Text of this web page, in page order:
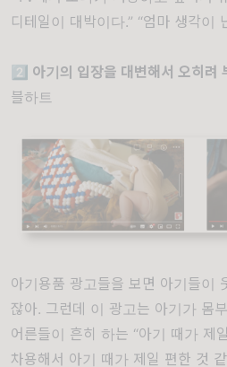
디테일이 대박이다.” “엄마 생각이
2️⃣ 아기의 입장을 대변해서 오히려
블하트
아기용품 광고들을 보면 아기들이
잖아. 그런데 이 광고는 아기가 몸
어른들이 흔히 하는 “아기 때가 제
차용해서 아기 때가 제일 편한 것